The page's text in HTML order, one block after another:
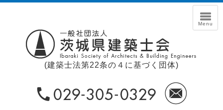
(建築士法第22条の４に基づく団体)